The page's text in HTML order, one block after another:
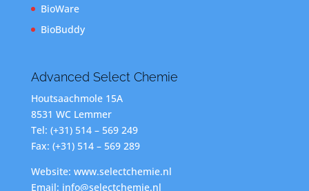
BioWare
BioBuddy
Advanced Select Chemie
Houtsaachmole 15A
8531 WC Lemmer
Tel: (+31) 514 – 569 249
Fax: (+31) 514 – 569 289
Website: www.selectchemie.nl
Email: info@selectchemie.nl